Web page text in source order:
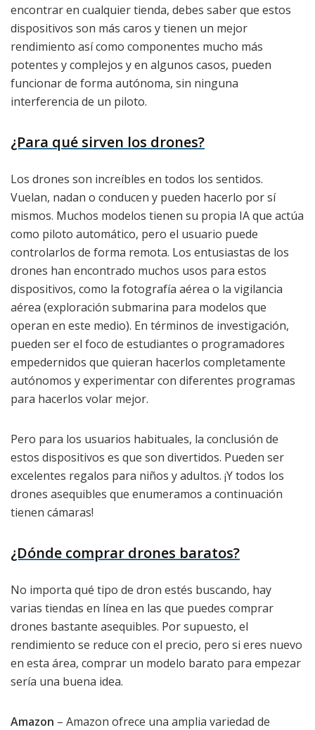
encontrar en cualquier tienda, debes saber que estos
dispositivos son más caros y tienen un mejor
rendimiento así como componentes mucho más
potentes y complejos y en algunos casos, pueden
funcionar de forma autónoma, sin ninguna
interferencia de un piloto.
¿Para qué sirven los drones?
Los drones son increíbles en todos los sentidos.
Vuelan, nadan o conducen y pueden hacerlo por sí
mismos. Muchos modelos tienen su propia IA que actúa
como piloto automático, pero el usuario puede
controlarlos de forma remota. Los entusiastas de los
drones han encontrado muchos usos para estos
dispositivos, como la fotografía aérea o la vigilancia
aérea (exploración submarina para modelos que
operan en este medio). En términos de investigación,
pueden ser el foco de estudiantes o programadores
empedernidos que quieran hacerlos completamente
autónomos y experimentar con diferentes programas
para hacerlos volar mejor.
Pero para los usuarios habituales, la conclusión de
estos dispositivos es que son divertidos. Pueden ser
excelentes regalos para niños y adultos. ¡Y todos los
drones asequibles que enumeramos a continuación
tienen cámaras!
¿Dónde comprar drones baratos?
No importa qué tipo de dron estés buscando, hay
varias tiendas en línea en las que puedes comprar
drones bastante asequibles. Por supuesto, el
rendimiento se reduce con el precio, pero si eres nuevo
en esta área, comprar un modelo barato para empezar
sería una buena idea.
Amazon – Amazon ofrece una amplia variedad de